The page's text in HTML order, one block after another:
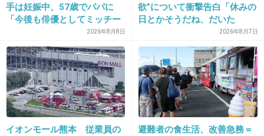
25. 匿名2026/06/03(水) 15:21:56
絶対に！！！
+0 -0
26. 匿名 2026/06/03(水) 15:22:31
手は妊娠中、57歳でパパに
「今後も俳優としてミッチー
2026年8月8日
欲”について衝撃告白「休みの
日とかそうだね、だいた
2026年8月7日
イオンモール熊本 従業員の
避難者の食生活、改善急務＝